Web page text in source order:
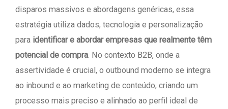
disparos massivos e abordagens genéricas, essa
estratégia utiliza dados, tecnologia e personalização
para identificar e abordar empresas que realmente têm
potencial de compra. No contexto B2B, onde a
assertividade é crucial, o outbound moderno se integra
ao inbound e ao marketing de conteúdo, criando um
processo mais preciso e alinhado ao perfil ideal de